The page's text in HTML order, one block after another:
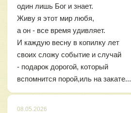
один лишь Бог и знает.
Живу я этот мир любя,
а он - все время удивляет.
И каждую весну в копилку лет
своих сложу событие и случай
- подарок дорогой, который
вспомнится порой,иль на закате...
08.05.2026